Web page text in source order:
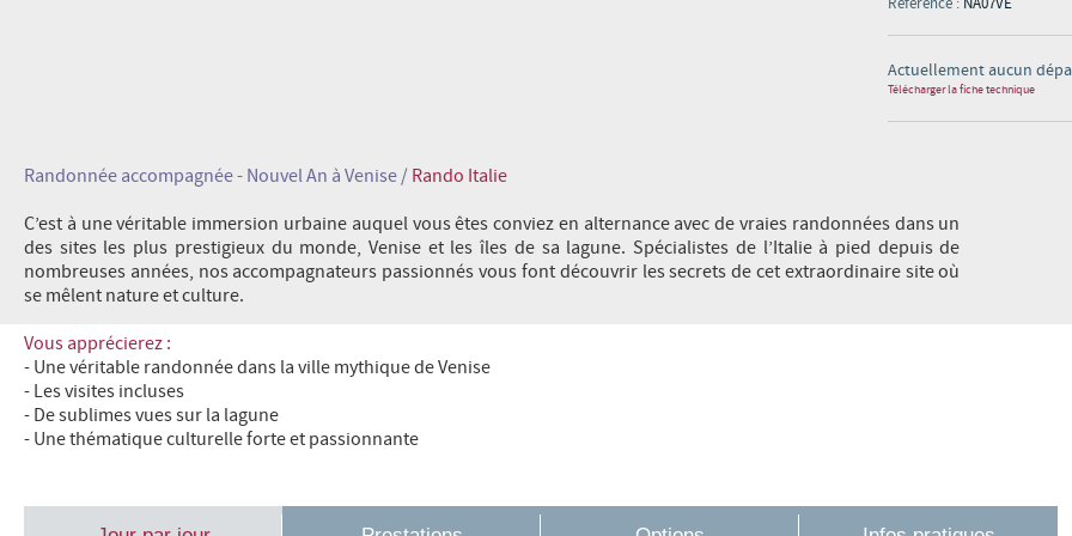
Actuellement aucun
Télécharger la fiche technique
Randonnée accompagnée - Nouvel An à Venise / Rando Italie
C’est à une véritable immersion urbaine auquel vous êtes conviez en alternance avec de vraies randonnées dans un
des sites les plus prestigieux du monde, Venise et les îles de sa lagune. Spécialistes de l’Italie à pied depuis de
nombreuses années, nos accompagnateurs passionnés vous font découvrir les secrets de cet extraordinaire site où
se mêlent nature et culture.
Vous apprécierez :
- Une véritable randonnée dans la ville mythique de Venise
- Les visites incluses
- De sublimes vues sur la lagune
- Une thématique culturelle forte et passionnante